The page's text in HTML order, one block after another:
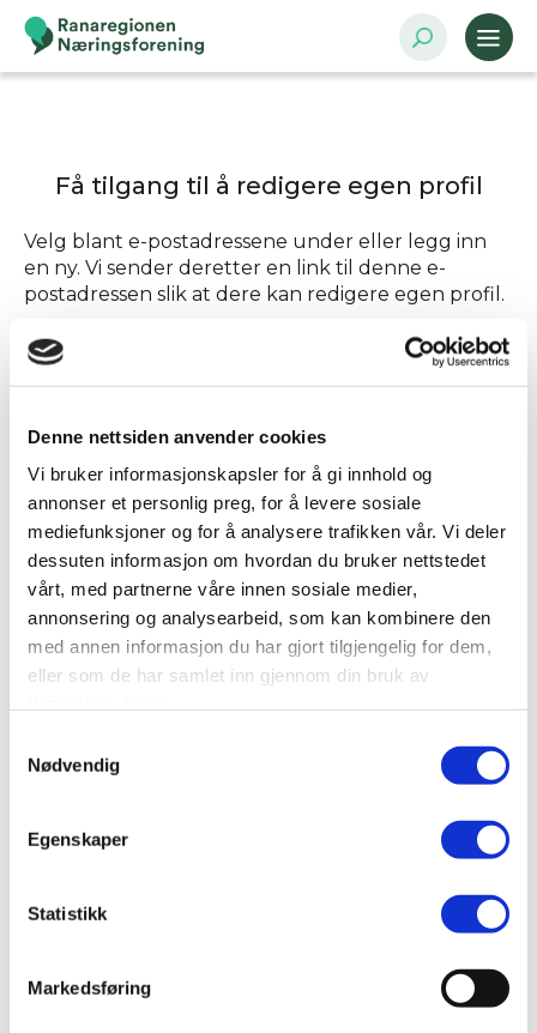
Denne nettsiden anvender cookies
Vi bruker informasjonskapsler for å gi innhold og
annonser et personlig preg, for å levere sosiale
mediefunksjoner og for å analysere trafikken vår. Vi deler
dessuten informasjon om hvordan du bruker nettstedet
vårt, med partnerne våre innen sosiale medier,
annonsering og analysearbeid, som kan kombinere den
med annen informasjon du har gjort tilgjengelig for dem,
eller som de har samlet inn gjennom din bruk av
Nødvendig
Egenskaper
Statistikk
Markedsføring
Få tilgang til å redigere egen profil
Velg blant e-postadressene under eller legg inn
en ny. Vi sender deretter en link til denne e-
postadressen slik at dere kan redigere egen profil.
Send tilgang til
Annen - Skriv inn e-postadresse selv
SEND